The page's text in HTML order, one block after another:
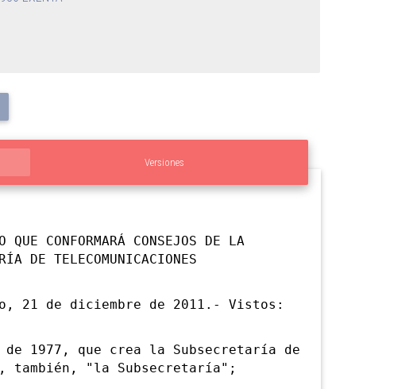
Versiones
CONFORMARÁ CONSEJOS DE LA
DE TELECOMUNICACIONES
21 de diciembre de 2011.- Vistos:
1977, que crea la Subsecretaría de
también, "la Subsecretaría";